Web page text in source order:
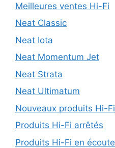
Meilleures ventes Hi-Fi
Neat Classic
Neat Iota
Neat Momentum Jet
Neat Strata
Neat Ultimatum
Nouveaux produits Hi-Fi
Produits Hi-Fi arrêtés
Produits Hi-Fi en écoute